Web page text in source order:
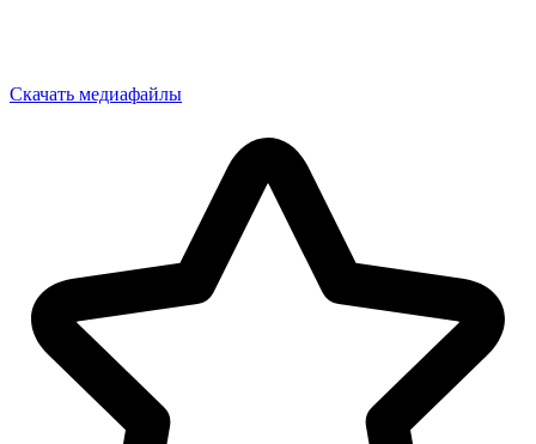
Скачать медиафайлы